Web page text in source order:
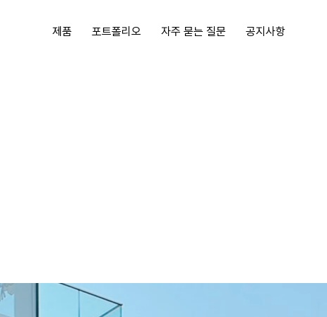
제품 포트폴리오 자주 묻는 질문 공지사항